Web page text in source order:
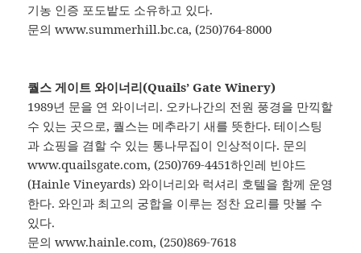
기농 인증 포도밭도 소유하고 있다.
문의 www.summerhill.bc.ca, (250)764-8000
퀄스 게이트 와이너리(Quails’ Gate Winery)
1989년 문을 연 와이너리. 오카나간의 전원 풍경을 만끽할
수 있는 곳으로, 퀄스는 메추라기 새를 뜻한다. 테이스팅
과 쇼핑을 겸할 수 있는 통나무집이 인상적이다. 문의
www.quailsgate.com, (250)769-4451하인레 빈야드
(Hainle Vineyards) 와이너리와 럭셔리 호텔을 함께 운영
한다. 와인과 최고의 궁합을 이루는 정찬 요리를 맛볼 수
있다.
문의 www.hainle.com, (250)869-7618